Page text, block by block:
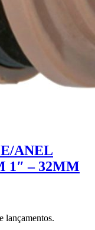
ANEL
1″ – 32MM
lançamentos.